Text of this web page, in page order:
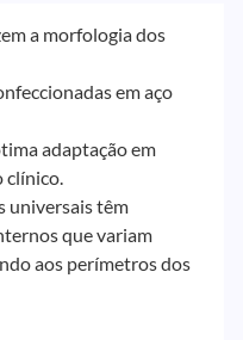
a morfologia dos
em aço
adaptação em
clínico.
universais têm
que variam
aos perímetros dos